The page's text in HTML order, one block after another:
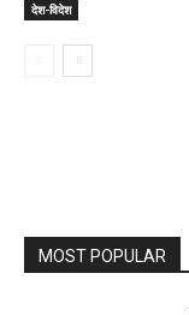
देश-विदेश
MOST POPULAR